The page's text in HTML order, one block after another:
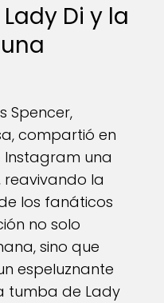
Di y la
Spencer,
compartió en
una
reavivando la
los fanáticos
no solo
sino que
espeluznante
tumba de Lady